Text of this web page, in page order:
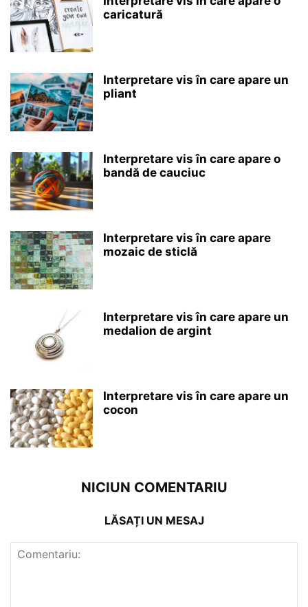
caricatură
Interpretare vis în care apare un
pliant
Interpretare vis în care apare o
bandă de cauciuc
Interpretare vis în care apare
mozaic de sticlă
Interpretare vis în care apare un
medalion de argint
Interpretare vis în care apare un
cocon
NICIUN COMENTARIU
LĂSAȚI UN MESAJ